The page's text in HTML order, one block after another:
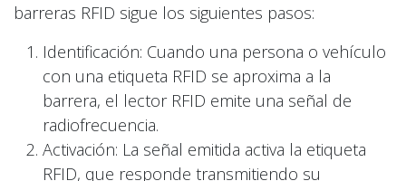
barreras RFID sigue los siguientes pasos:
Identificación: Cuando una persona o vehículo
con una etiqueta RFID se aproxima a la
barrera, el lector RFID emite una señal de
radiofrecuencia.
Activación: La señal emitida activa la etiqueta
RFID, que responde transmitiendo su